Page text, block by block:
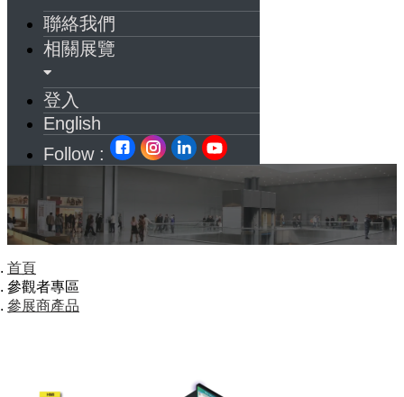
聯絡我們
相關展覽
登入
English
Follow :
首頁
參觀者專區
參展商產品